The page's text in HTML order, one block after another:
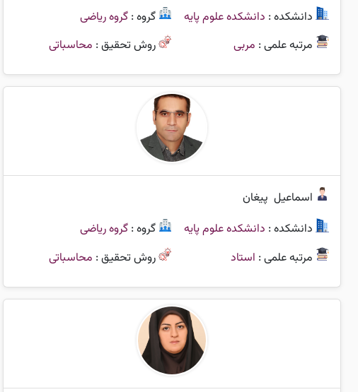
دانشکده : دانشکده علوم پایه گروه :گروه ریاضی
مرتبه علمی : مربی روش تحقیق : محاسباتی
اسماعیل پیغان
دانشکده : دانشکده علوم پایه گروه :گروه ریاضی
مرتبه علمی : استاد روش تحقیق : محاسباتی